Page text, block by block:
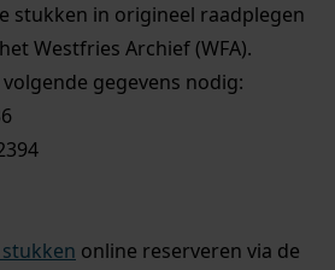
stukken in origineel raadplegen
Westfries Archief (WFA).
gegevens nodig:
online reserveren via de